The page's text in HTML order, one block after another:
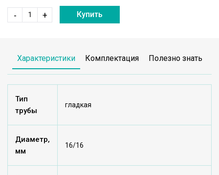
- + Купить
Характеристики Комплектация Полезно знать
Тип
трубы
гладкая
Диаметр,
мм
16/16